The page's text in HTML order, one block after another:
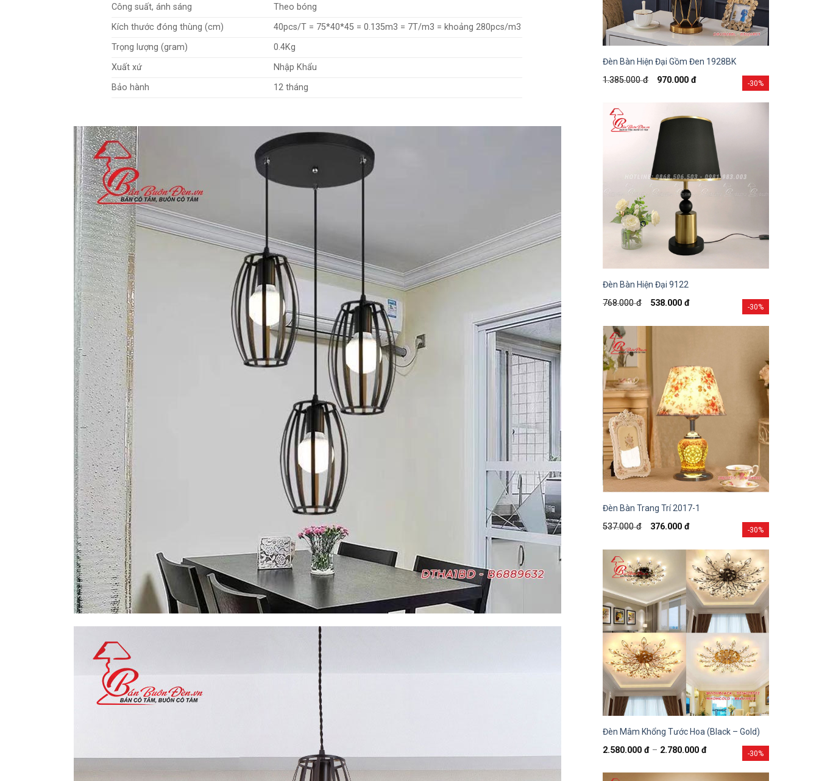
Công suất, ánh sáng
Theo bóng
Kích thước đóng thùng (cm)
40pcs/T = 75*40*45 = 0.135m3 = 7T/m3 = khoảng 280pcs/m3
Trọng lượng (gram)
0.4Kg
Xuất xứ
Nhập Khẩu
Bảo hành
12 tháng -30%
Đèn Bàn Hiện Đại Gồm Đen 1928BK
1.385.000đ 970.000 đ
-30%
Đèn Bàn Hiện Đại 9122
768.000đ 538.000 đ
-30%
Đèn Bàn Trang Trí 2017-1
537.000đ 376.000 đ
-30%
Đèn Mâm Khổng Tước Hoa (Black – Gold)
2.580.000đ – 2.780.000đ